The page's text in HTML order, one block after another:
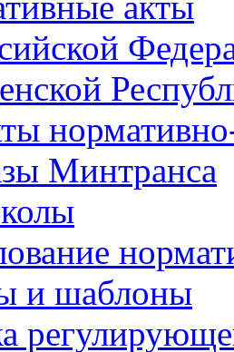
Минтранса
и шаблоны